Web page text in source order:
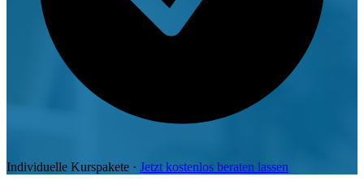
Individuelle Kurspakete · Jetzt kostenlos beraten lassen